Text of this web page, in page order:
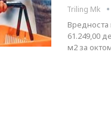
Triling Mk
61.249,00
м2 за